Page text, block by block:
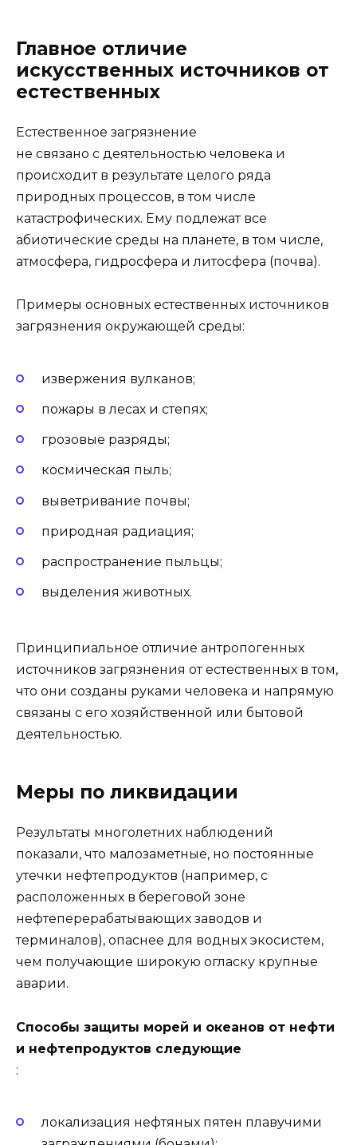
Главное отличие
искусственных источников от
естественных
Естественное загрязнение
не связано с деятельностью человека и
происходит в результате целого ряда
природных процессов, в том числе
катастрофических. Ему подлежат все
абиотические среды на планете, в том числе,
атмосфера, гидросфера и литосфера (почва).
Примеры основных естественных источников
загрязнения окружающей среды:
извержения вулканов;
пожары в лесах и степях;
грозовые разряды;
космическая пыль;
выветривание почвы;
природная радиация;
распространение пыльцы;
выделения животных.
Принципиальное отличие антропогенных
источников загрязнения от естественных в том,
что они созданы руками человека и напрямую
связаны с его хозяйственной или бытовой
деятельностью.
Меры по ликвидации
Результаты многолетних наблюдений
показали, что малозаметные, но постоянные
утечки нефтепродуктов (например, с
расположенных в береговой зоне
нефтеперерабатывающих заводов и
терминалов), опаснее для водных экосистем,
чем получающие широкую огласку крупные
аварии.
Способы защиты морей и океанов от нефти
и нефтепродуктов следующие
:
локализация нефтяных пятен плавучими